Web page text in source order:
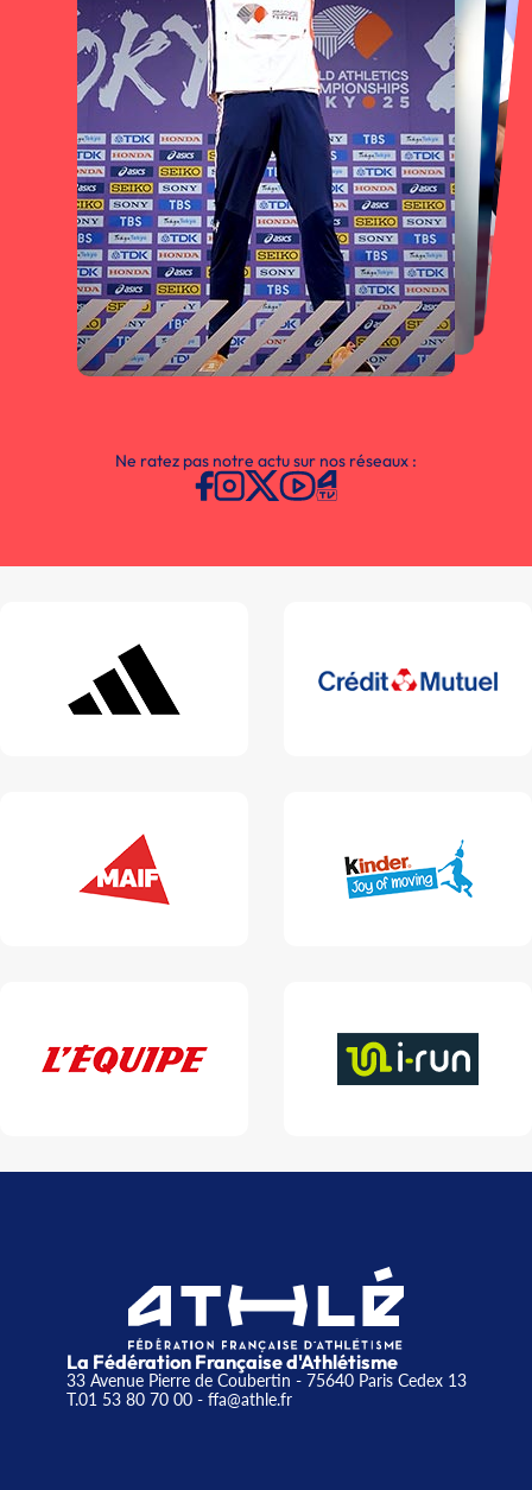
Ne ratez pas notre actu sur nos réseaux :
La Fédération Française d'Athlétisme
33 Avenue Pierre de Coubertin - 75640 Paris Cedex 13
T.01 53 80 70 00- ffa@athle.fr